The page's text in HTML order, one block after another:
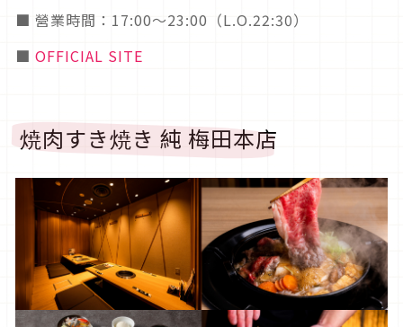
■ 營業時間：17:00～23:00（L.O.22:30）
■ OFFICIAL SITE
焼肉すき焼き 純 梅田本店